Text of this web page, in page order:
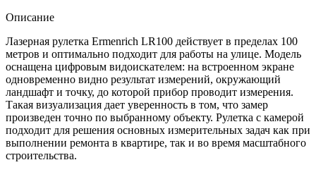
Описание
Лазерная рулетка Ermenrich LR100 действует в пределах 100
метров и оптимально подходит для работы на улице. Модель
оснащена цифровым видоискателем: на встроенном экране
одновременно видно результат измерений, окружающий
ландшафт и точку, до которой прибор проводит измерения.
Такая визуализация дает уверенность в том, что замер
произведен точно по выбранному объекту. Рулетка с камерой
подходит для решения основных измерительных задач как при
выполнении ремонта в квартире, так и во время масштабного
строительства.